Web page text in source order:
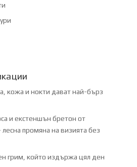
кожа и нокти дават най-бърз
и екстеншън бретон от
промяна на визията без
грим, който издържа цял ден